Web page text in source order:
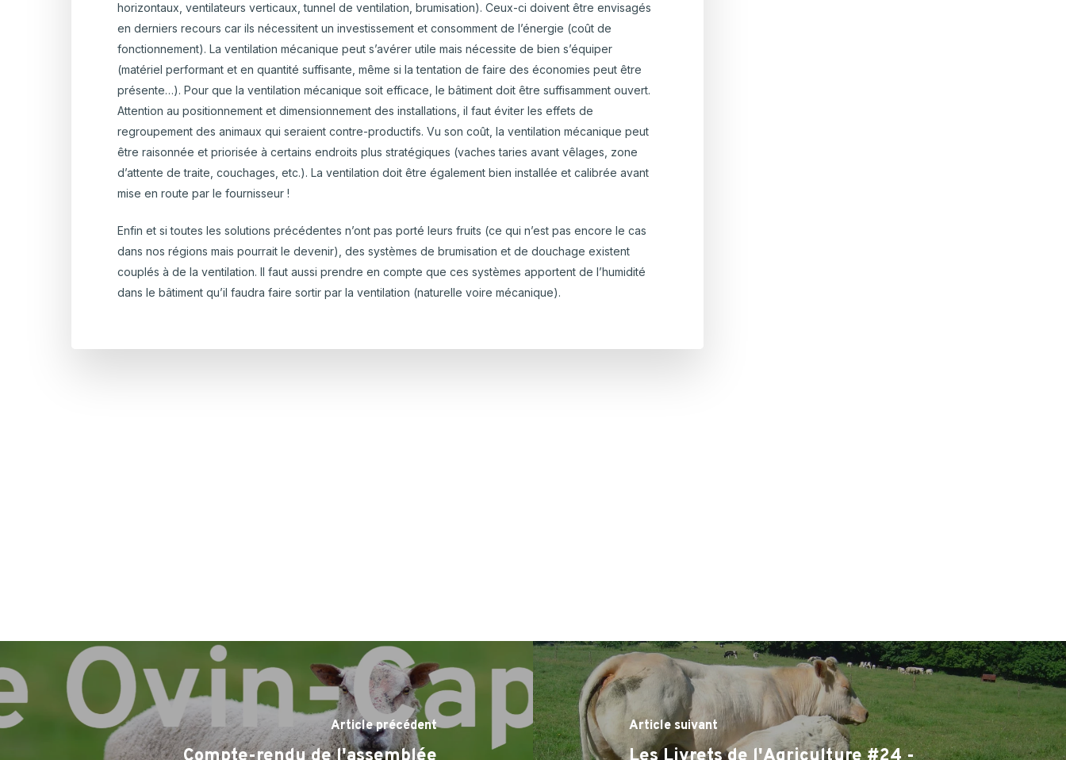
horizontaux, ventilateurs verticaux, tunnel de ventilation, brumisation). Ceux-ci doivent être envisagés
en derniers recours car ils nécessitent un investissement et consomment de l’énergie (coût de
fonctionnement). La ventilation mécanique peut s’avérer utile mais nécessite de bien s’équiper
(matériel performant et en quantité suffisante, même si la tentation de faire des économies peut être
présente…). Pour que la ventilation mécanique soit efficace, le bâtiment doit être suffisamment ouvert.
Attention au positionnement et dimensionnement des installations, il faut éviter les effets de
regroupement des animaux qui seraient contre-productifs. Vu son coût, la ventilation mécanique peut
être raisonnée et priorisée à certains endroits plus stratégiques (vaches taries avant vêlages, zone
d’attente de traite, couchages, etc.). La ventilation doit être également bien installée et calibrée avant
mise en route par le fournisseur !
Enfin et si toutes les solutions précédentes n’ont pas porté leurs fruits (ce qui n’est pas encore le cas
dans nos régions mais pourrait le devenir), des systèmes de brumisation et de douchage existent
couplés à de la ventilation. Il faut aussi prendre en compte que ces systèmes apportent de l’humidité
dans le bâtiment qu’il faudra faire sortir par la ventilation (naturelle voire mécanique).
Article précédent Article suivant